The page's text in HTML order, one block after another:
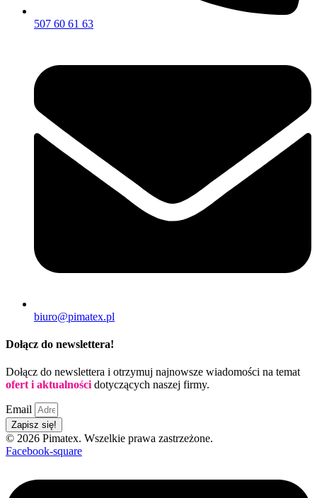
507 60 61 63
biuro@pimatex.pl
Dołącz do newslettera!
Dołącz do newslettera i otrzymuj najnowsze wiadomości na temat
ofert i aktualności dotyczących naszej firmy.
Email
Zapisz się!
© 2026 Pimatex. Wszelkie prawa zastrzeżone.
Facebook-square